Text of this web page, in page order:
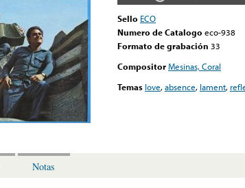
Sello ECO
Numero de Catalogo eco-938
Formato de grabación 33
CompositorMesinas, Coral
Temas love,absence, lament,
Notas